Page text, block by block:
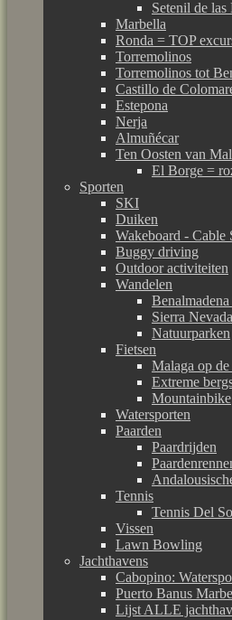
Setenil de
Marbella
Ronda = TOP
Torremolinos
Torremolinos tot
Castillo de
Estepona
Nerja
Almuñécar
Ten Oosten van
El Borge =
Sporten
SKI
Duiken
Wakeboard - Cable
Buggy driving
Outdoor activiteiten
Wandelen
Benalmadena
Sierra
Natuurparken
Fietsen
Malaga op
Extreme
Mountainbike
Watersporten
Paarden
Paardrijden
Tennis
Tennis Del
Vissen
Lawn Bowling
Jachthavens
Cabopino:
Puerto Banus
Lijst ALLE